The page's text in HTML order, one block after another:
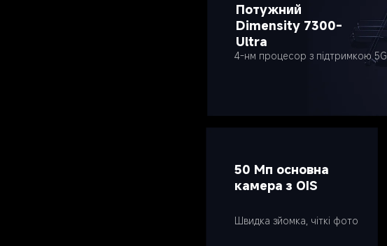
Потужний
Dimensity 7300-
Ultra
4-нм процесор з підтримкою 5G
50 Мп основна
камера з OIS
Швидка зйомка, чіткі фото